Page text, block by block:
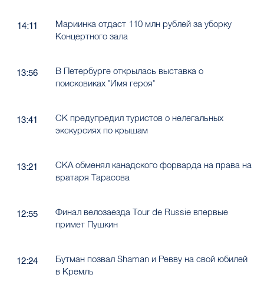
14:11
Мариинка отдаст 110 млн рублей за уборку
Концертного зала
13:56
В Петербурге открылась выставка о
поисковиках "Имя героя"
13:41
СК предупредил туристов о нелегальных
экскурсиях по крышам
13:21
СКА обменял канадского форварда на права на
вратаря Тарасова
12:55
Финал велозаезда Tour de Russie впервые
примет Пушкин
12:24
Бутман позвал Shaman и Ревву на свой юбилей
в Кремль